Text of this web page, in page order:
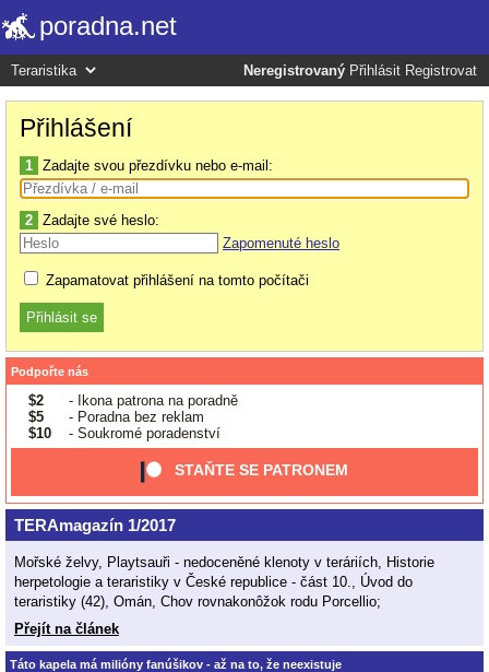
poradna.net
Neregistrovaný Přihlásit Registrovat
Přihlášení
1 Zadajte svou přezdívku nebo e-mail:
2 Zadajte své heslo:
Zapomenuté heslo
Zapamatovat přihlášení na tomto počítači
Podpořte nás
$2
- Ikona patrona na poradně
$5
- Poradna bez reklam
$10
- Soukromé poradenství
STAŇTE SE PATRONEM
TERAmagazín 1/2017
Mořské želvy, Playtsauři - nedoceněné klenoty v teráriích, Historie
herpetologie a teraristiky v České republice - část 10., Úvod do
teraristiky (42), Omán, Chov rovnakonôžok rodu Porcellio;
Přejít na článek
Táto kapela má milióny fanúšikov - až na to, že neexistuje